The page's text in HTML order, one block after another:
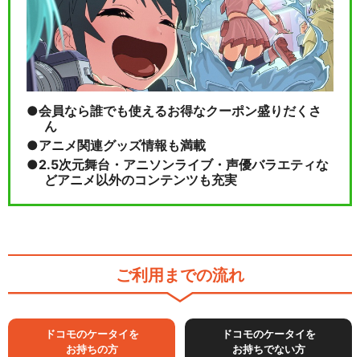
会員なら誰でも使えるお得なクーポン盛りだくさ
ん
アニメ関連グッズ情報も満載
2.5次元舞台・アニソンライブ・声優バラエティな
どアニメ以外のコンテンツも充実
ご利用までの流れ
ドコモのケータイを
お持ちの方
ドコモのケータイを
お持ちでない方